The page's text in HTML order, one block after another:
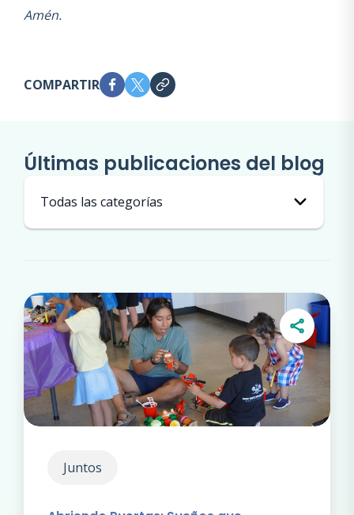
Amén.
COMPARTIR
Últimas publicaciones del blog
Juntos